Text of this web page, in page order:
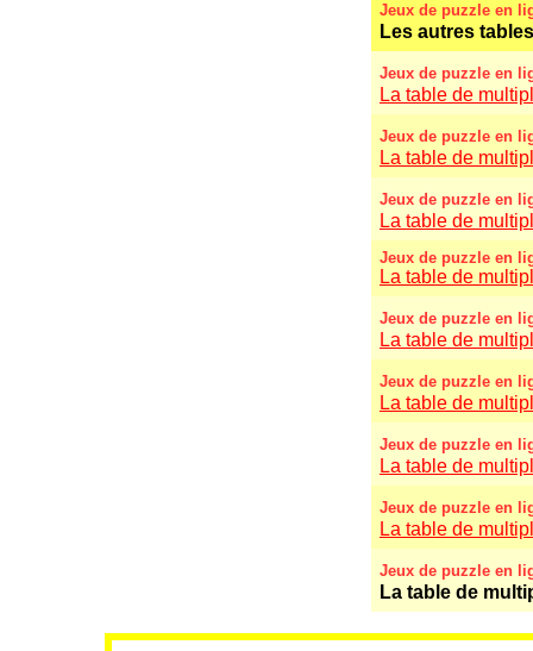
Jeux de puzzle en
Les autres
Jeux de puzzle en
La table de
Jeux de puzzle en
La table de
Jeux de puzzle en
La table de
Jeux de puzzle en
La table de
Jeux de puzzle en
La table de
Jeux de puzzle en
La table de
Jeux de puzzle en
La table de
Jeux de puzzle en
La table de
Jeux de puzzle en
La table de